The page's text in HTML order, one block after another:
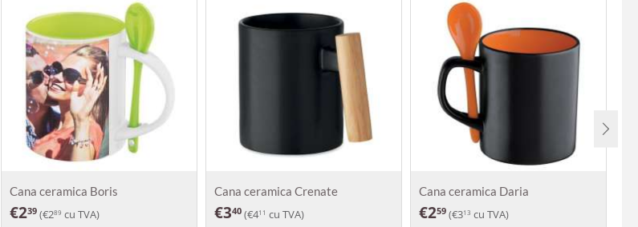
Cana ceramica Boris
€239 (€289 cu TVA)
Cana ceramica Crenate
€340 (€411 cu TVA)
Cana ceramica Daria
€259 (€313 cu TVA)